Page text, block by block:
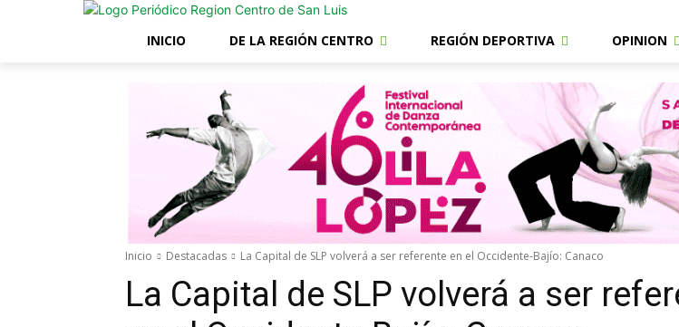
INICIO DE LA REGIÓN CENTRO REGIÓN DEPORTIVA OPINION
Inicio Destacadas La Capital de SLP volverá a ser referente en el Occidente-Bajío: Canaco
La Capital de SLP volverá a ser